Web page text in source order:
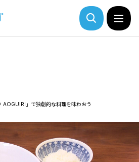
AOGUIRI」で独創的な料理を味わおう